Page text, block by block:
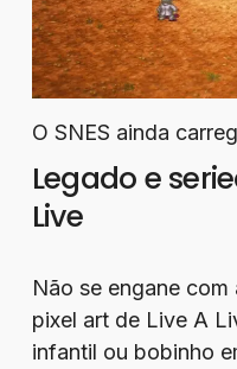
O SNES ainda
Legado e
Live
Não se engane
pixel art de Live A
infantil ou bobinho